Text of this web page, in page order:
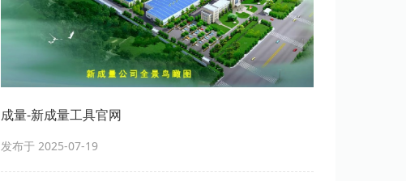
成量-新成量工具官网
发布于 2025-07-19